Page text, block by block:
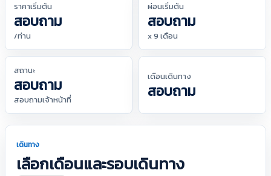
ราคาเริ่มต้น
สอบถาม
/ท่าน
ผ่อนเริ่มต้น
สอบถาม
x 9 เดือน
สถานะ
สอบถาม
สอบถามเจ้าหน้าที่
เดือนเดินทาง
สอบถาม
เดินทาง
เลือกเดือนและรอบเดินทาง